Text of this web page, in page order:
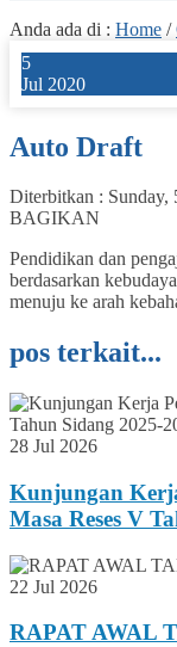
Anda ada di : Home /
5
Jul 2020
Auto Draft
Diterbitkan : Sunday,
BAGIKAN
Pendidikan dan
berdasarkan
menuju ke arah
pos terkait...
28 Jul 2026
Kunjungan
Masa Reses V
22 Jul 2026
RAPAT AWAL